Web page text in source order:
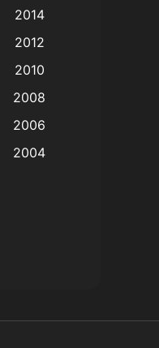
(19)2014
2012
2010
2008
2006
2004
1990